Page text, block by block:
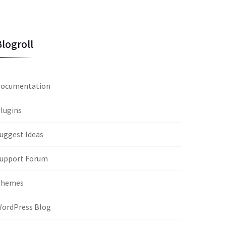
Ideas
Forum
Blog